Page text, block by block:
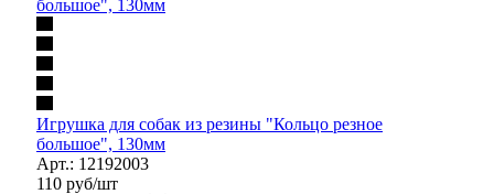
Игрушка для собак из резины "Кольцо резное
большое", 130мм
Арт.: 12192003
110 руб/шт